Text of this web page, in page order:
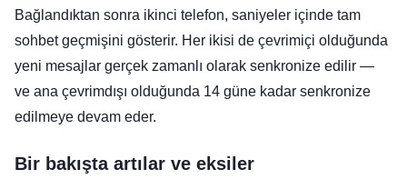
Bağlandıktan sonra ikinci telefon, saniyeler içinde tam
sohbet geçmişini gösterir. Her ikisi de çevrimiçi olduğunda
yeni mesajlar gerçek zamanlı olarak senkronize edilir —
ve ana çevrimdışı olduğunda 14 güne kadar senkronize
edilmeye devam eder.
Bir bakışta artılar ve eksiler